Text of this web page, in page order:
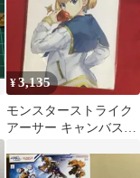
¥3,135
モンスターストライク
アーサー キャンバスア
BINGO賞